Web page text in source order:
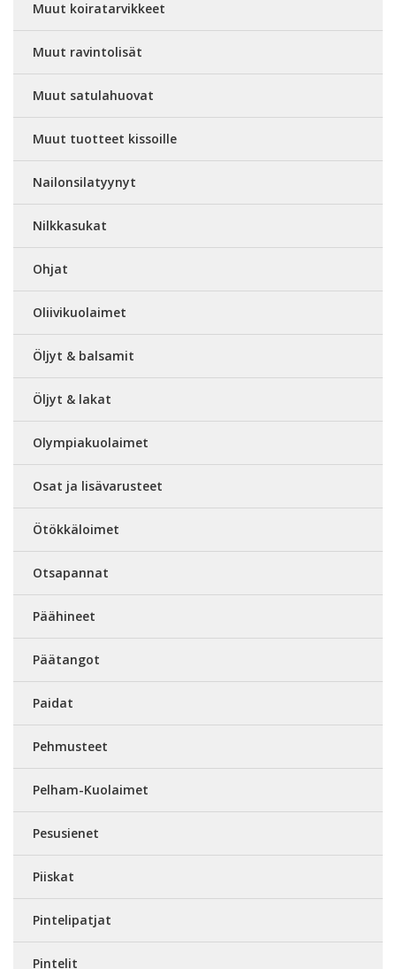
Muut koiratarvikkeet
Muut ravintolisät
Muut satulahuovat
Muut tuotteet kissoille
Nailonsilatyynyt
Nilkkasukat
Ohjat
Oliivikuolaimet
Öljyt & balsamit
Öljyt & lakat
Olympiakuolaimet
Osat ja lisävarusteet
Ötökkäloimet
Otsapannat
Päähineet
Päätangot
Paidat
Pehmusteet
Pelham-Kuolaimet
Pesusienet
Piiskat
Pintelipatjat
Pintelit